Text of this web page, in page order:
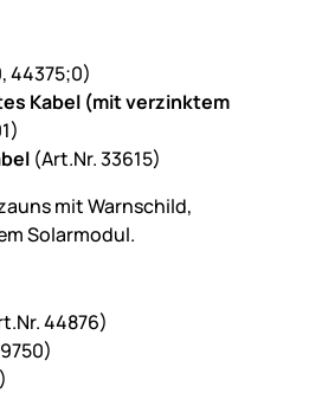
44375;0)
Kabel (mit verzinktem
(Art.Nr. 33615)
44876)